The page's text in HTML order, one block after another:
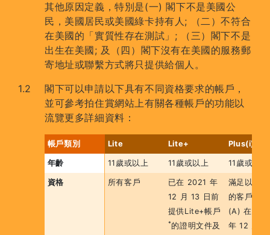
其他原因定義，特別是(一) 閣下不是美國公
民，美國居民或美國綠卡持有人; （二）不符合
在美國的「實質性存在測試」; （三）閣下不是
出生在美國; 及（四）閣下沒有在美國的服務郵
寄地址或聯繫方式將只提供給個人。
閣下可以申請以下具有不同資格要求的帳戶，
並可參考拍住賞網站上有關各種帳戶的功能以
流覽更多詳細資料：
帳戶類別 Lite Lite+ Plus(i)
年齡 11歲或以上 11歲或以上 11歲或以上
資格 所有客戶
已在 2021 年
12 月 13 日前
提供Lite+帳戶
*的證明文件及
滿足以下
的客戶：
(A) 在
年 12 月